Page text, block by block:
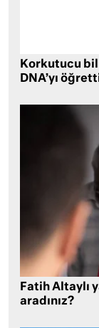
Korkutucu
DNA’yı
Fatih Altaylı
aradınız?